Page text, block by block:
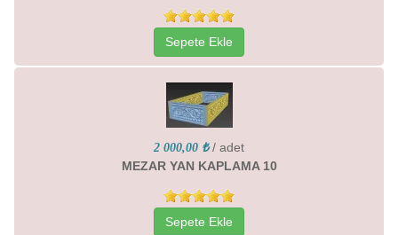
Sepete Ekle
2 000,00 ₺ / adet
MEZAR YAN KAPLAMA 10
Sepete Ekle